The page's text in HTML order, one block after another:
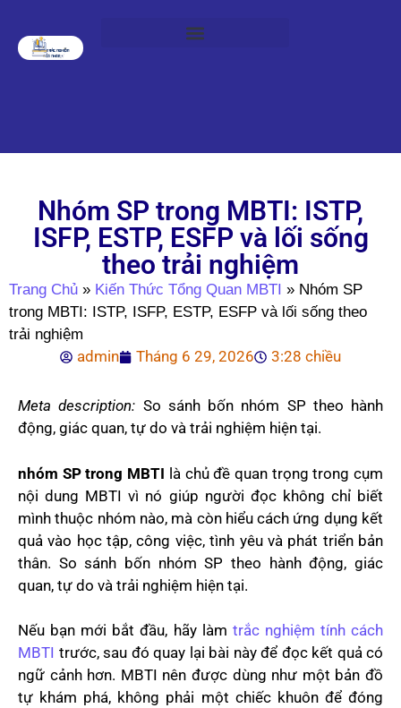
Nhóm SP trong MBTI: ISTP,
ISFP, ESTP, ESFP và lối sống
theo trải nghiệm
Trang Chủ » Kiến Thức Tổng Quan MBTI » Nhóm SP
trong MBTI: ISTP, ISFP, ESTP, ESFP và lối sống theo
trải nghiệm
admin Tháng 6 29, 2026 3:28 chiều
Meta description: So sánh bốn nhóm SP theo hành
động, giác quan, tự do và trải nghiệm hiện tại.
nhóm SP trong MBTI là chủ đề quan trọng trong cụm
nội dung MBTI vì nó giúp người đọc không chỉ biết
mình thuộc nhóm nào, mà còn hiểu cách ứng dụng kết
quả vào học tập, công việc, tình yêu và phát triển bản
thân. So sánh bốn nhóm SP theo hành động, giác
quan, tự do và trải nghiệm hiện tại.
Nếu bạn mới bắt đầu, hãy làm trắc nghiệm tính cách
MBTI trước, sau đó quay lại bài này để đọc kết quả có
ngữ cảnh hơn. MBTI nên được dùng như một bản đồ
tự khám phá, không phải một chiếc khuôn để đóng